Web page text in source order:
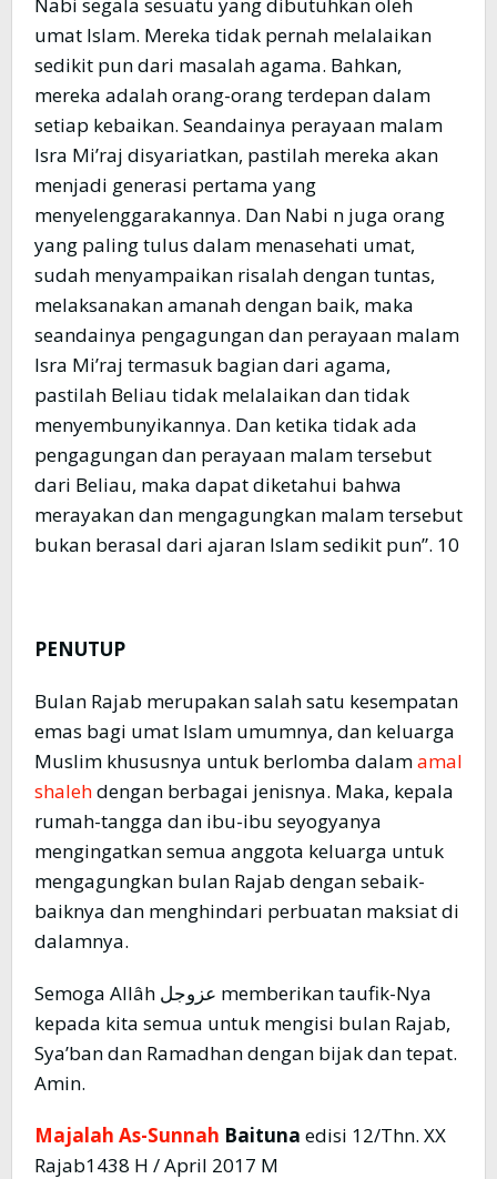
umat Islam. Mereka tidak pernah melalaikan
sedikit pun dari masalah agama. Bahkan,
mereka adalah orang-orang terdepan dalam
setiap kebaikan. Seandainya perayaan malam
Isra Mi’raj disyariatkan, pastilah mereka akan
menjadi generasi pertama yang
menyelenggarakannya. Dan Nabi n juga orang
yang paling tulus dalam menasehati umat,
sudah menyampaikan risalah dengan tuntas,
melaksanakan amanah dengan baik, maka
seandainya pengagungan dan perayaan malam
Isra Mi’raj termasuk bagian dari agama,
pastilah Beliau tidak melalaikan dan tidak
menyembunyikannya. Dan ketika tidak ada
pengagungan dan perayaan malam tersebut
dari Beliau, maka dapat diketahui bahwa
merayakan dan mengagungkan malam tersebut
bukan berasal dari ajaran Islam sedikit pun”. 10
PENUTUP
Bulan Rajab merupakan salah satu kesempatan
emas bagi umat Islam umumnya, dan keluarga
Muslim khususnya untuk berlomba dalamamal
shalehdengan berbagai jenisnya. Maka, kepala
rumah-tangga dan ibu-ibu seyogyanya
mengingatkan semua anggota keluarga untuk
mengagungkan bulan Rajab dengan sebaik-
baiknya dan menghindari perbuatan maksiat di
dalamnya.
Semoga Allâh عزوجل memberikan taufik-Nya
kepada kita semua untuk mengisi bulan Rajab,
Sya’ban dan Ramadhan dengan bijak dan tepat.
Amin.
Majalah As-Sunnah Baituna edisi 12/Thn. XX
Rajab1438 H / April 2017 M